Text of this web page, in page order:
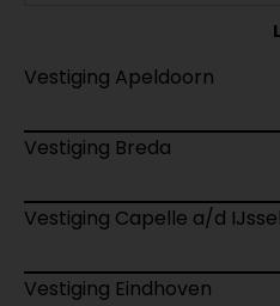
Vestiging Apeldoorn
Vestiging Breda
Vestiging Capelle a/d IJssel
Vestiging Eindhoven